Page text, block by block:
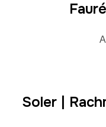
Soler |